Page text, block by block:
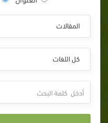
المقالات
كل اللغات